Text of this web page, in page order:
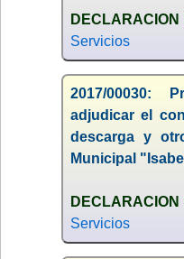
DECLARACION
Servicios
2017/00030:
adjudicar el
descarga y
Municipal
DECLARACION
Servicios